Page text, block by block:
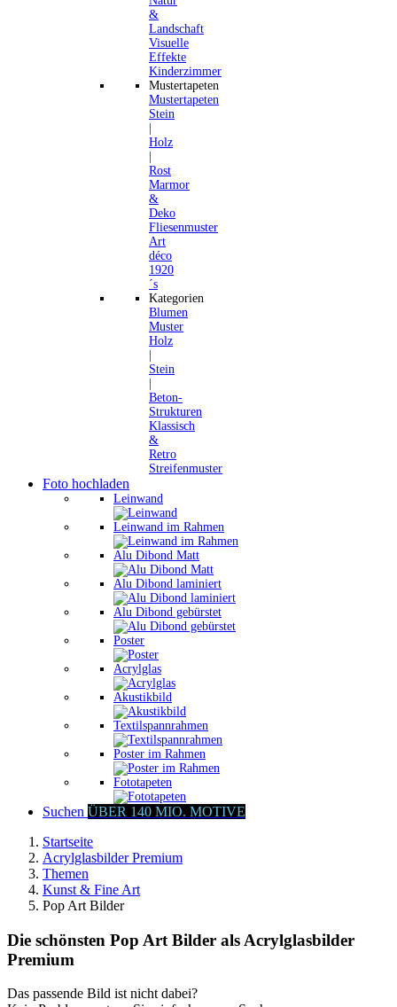
&
Landschaft
Visuelle
Effekte
Kinderzimmer
Mustertapeten
Mustertapeten
Stein
Holz
Rost
Marmor
&
Deko
Fliesenmuster
Art
déco
1920
´s
Kategorien
Blumen
Muster
Holz
Stein
Beton-
Strukturen
Klassisch
&
Retro
Streifenmuster
Foto hochladen
Leinwand
Leinwand im Rahmen
Alu Dibond Matt
Alu Dibond laminiert
Alu Dibond gebürstet
Poster
Acrylglas
Akustikbild
Textilspannrahmen
Poster im Rahmen
Fototapeten
Suchen ÜBER 140 MIO. MOTIVE
Startseite
Acrylglasbilder Premium
Themen
Kunst & Fine Art
Pop Art Bilder
Die schönsten Pop Art Bilder als Acrylglasbilder
Premium
Das passende Bild ist nicht dabei?